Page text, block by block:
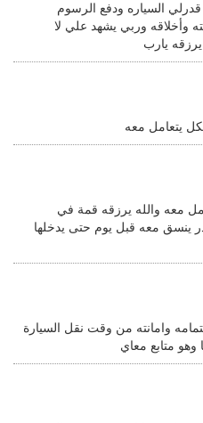
قدرلي السياره ودفع الرسوم
وأخلاقه وربي يشهد علي لا
يارب
يتعامل معه
معه والله يرزقه قمة في
ينسق معه قبل يوم حتى يدخلها
وامانته من وقت نقل السيارة
متابع معاي